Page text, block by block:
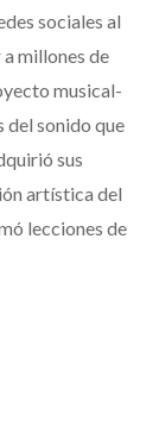
sociales al
millones de
musical-
del sonido que
sus
artística del
lecciones de